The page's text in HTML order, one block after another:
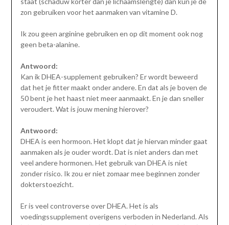
zon gebruiken voor het aanmaken van vitamine D.
Ik zou geen arginine gebruiken en op dit moment ook nog
geen beta-alanine.
Antwoord:
Kan ik DHEA-supplement gebruiken? Er wordt beweerd
dat het je fitter maakt onder andere. En dat als je boven de
50 bent je het haast niet meer aanmaakt. En je dan sneller
veroudert. Wat is jouw mening hierover?
Antwoord:
DHEA is een hormoon. Het klopt dat je hiervan minder gaat
aanmaken als je ouder wordt. Dat is niet anders dan met
veel andere hormonen. Het gebruik van DHEA is niet
zonder risico. Ik zou er niet zomaar mee beginnen zonder
dokterstoezicht.
Er is veel controverse over DHEA. Het is als
voedingssupplement overigens verboden in Nederland. Als